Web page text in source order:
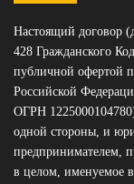
Настоящий договор
428 Гражданского
публичной офертой
Российской
ОГРН
одной стороны, и
предпринимателем,
в целом, именуемое